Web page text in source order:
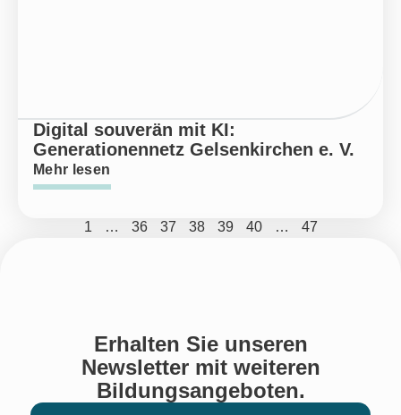
Digital souverän mit KI:
Generationennetz Gelsenkirchen e. V.
Mehr lesen
1 … 36 37 38 39 40 … 47
Erhalten Sie unseren
Newsletter mit weiteren
Bildungsangeboten.